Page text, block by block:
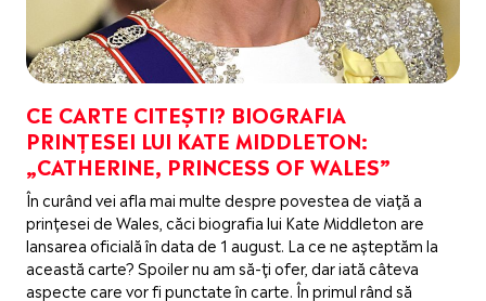
CE CARTE CITEȘTI? BIOGRAFIA
PRINȚESEI LUI KATE MIDDLETON:
„CATHERINE, PRINCESS OF WALES”
În curând vei afla mai multe despre povestea de viață a
prințesei de Wales, căci biografia lui Kate Middleton are
lansarea oficială în data de 1 august. La ce ne așteptăm la
această carte? Spoiler nu am să-ți ofer, dar iată câteva
aspecte care vor fi punctate în carte. În primul rând să